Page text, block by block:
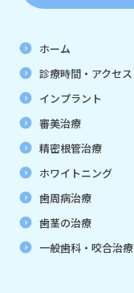
ホーム
診療時間・アクセス
インプラント
審美治療
精密根管治療
ホワイトニング
歯周病治療
歯茎の治療
一般歯科・咬合治療